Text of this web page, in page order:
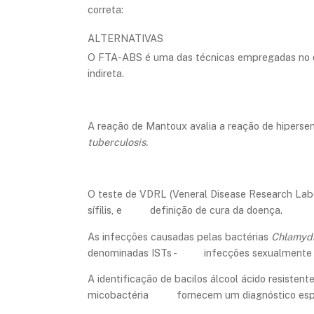
correta:
ALTERNATIVAS
O FTA-ABS é uma das técnicas empregadas
indireta.
A reação de Mantoux avalia a reação de
tuberculosis.
O teste de VDRL (Veneral Disease Research
sífilis, e definição de cura da doença.
As infecções causadas pelas bactérias
denominadas ISTs - infecções sexualmente
A identificação de bacilos álcool ácido
micobactéria fornecem um diagnóstico